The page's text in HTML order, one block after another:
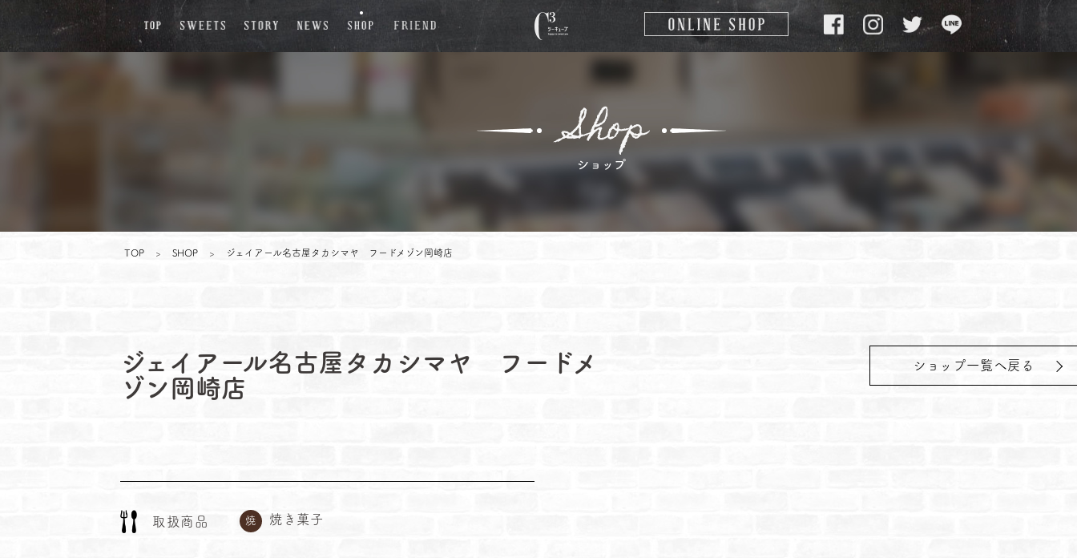
TOP > SHOP > ジェイアール名古屋タカシマヤ フードメゾン岡崎店
ジェイアール名古屋タカシマヤ フードメ
ゾン岡崎店
ショップ一覧へ戻る
取 扱商 品 焼 焼き菓子